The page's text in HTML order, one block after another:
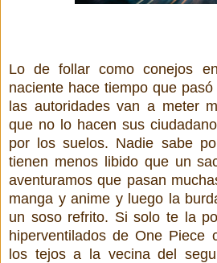
Lo de follar como conejos
naciente hace tiempo que
las autoridades van a meter
que no lo hacen sus
por los suelos. Nadie sabe
tienen menos libido que un
aventuramos que pasan
manga y anime y luego la
un soso refrito. Si solo te la
hiperventilados de One Piece
los tejos a la vecina del